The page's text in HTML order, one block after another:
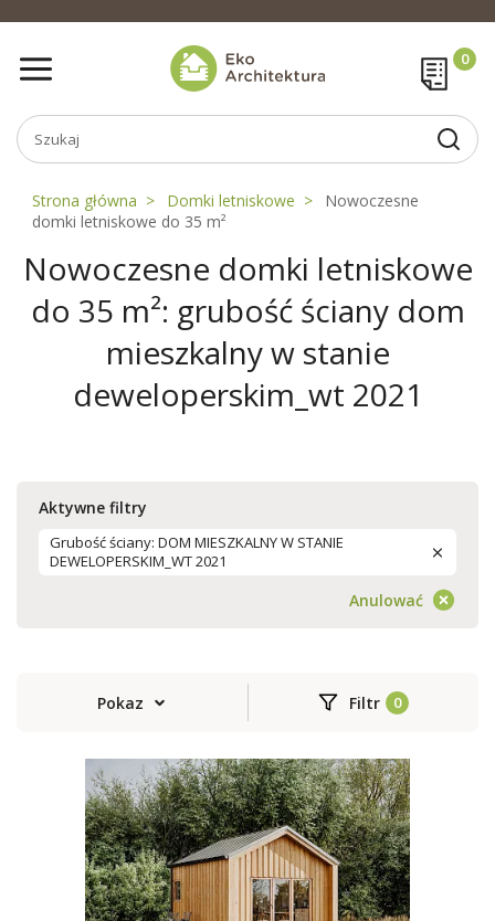
Strona główna Domki letniskowe
Nowoczesne
domki letniskowe do 35 m²
Nowoczesne domki letniskowe
do 35 m²: grubość ściany dom
mieszkalny w stanie
deweloperskim_wt 2021
Aktywne filtry
Grubość ściany: DOM MIESZKALNY W STANIE
DEWELOPERSKIM_WT 2021
Anulować
Pokaz Filtr